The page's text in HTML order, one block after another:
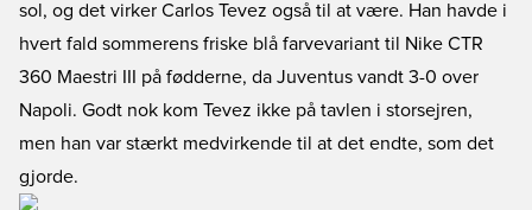
sol, og det virker Carlos Tevez også til at være. Han havde i
hvert fald sommerens friske blå farvevariant til Nike CTR
360 Maestri III på fødderne, da Juventus vandt 3-0 over
Napoli. Godt nok kom Tevez ikke på tavlen i storsejren,
men han var stærkt medvirkende til at det endte, som det
gjorde.